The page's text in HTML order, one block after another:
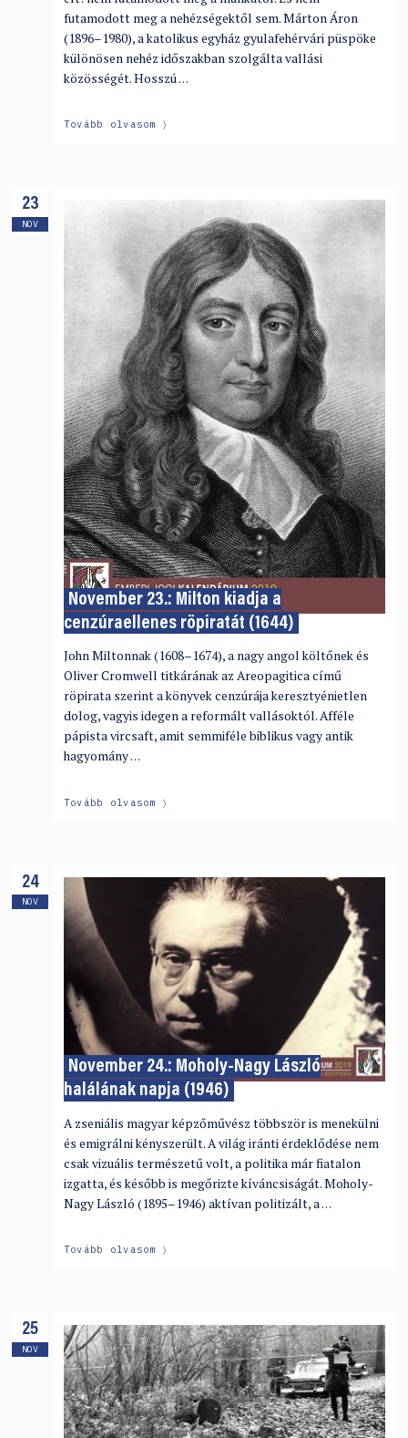
futamodott meg a nehézségektől sem. Márton Áron
(1896–1980), a katolikus egyház gyulafehérvári püspöke
különösen nehéz időszakban szolgálta vallási
közösségét. Hosszú …
Tovább olvasom
23
NOV
November 23.: Milton kiadja a
cenzúraellenes röpiratát (1644)
John Miltonnak (1608–1674), a nagy angol költőnek és
Oliver Cromwell titkárának az Areopagitica című
röpirata szerint a könyvek cenzúrája keresztyénietlen
dolog, vagyis idegen a reformált vallásoktól. Afféle
pápista vircsaft, amit semmiféle biblikus vagy antik
hagyomány …
Tovább olvasom
24
NOV
November 24.: Moholy-Nagy László
halálának napja (1946)
A zseniális magyar képzőművész többször is menekülni
és emigrálni kényszerült. A világ iránti érdeklődése nem
csak vizuális természetű volt, a politika már fiatalon
izgatta, és később is megőrizte kíváncsiságát. Moholy-
Nagy László (1895–1946) aktívan politizált, a …
Tovább olvasom
25
NOV